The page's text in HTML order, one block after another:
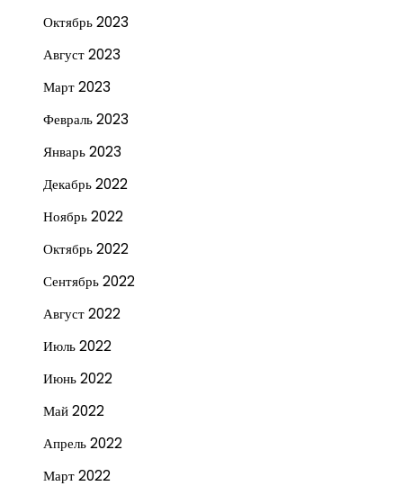
Октябрь 2023
Август 2023
Март 2023
Февраль 2023
Январь 2023
Декабрь 2022
Ноябрь 2022
Октябрь 2022
Сентябрь 2022
Август 2022
Июль 2022
Июнь 2022
Май 2022
Апрель 2022
Март 2022